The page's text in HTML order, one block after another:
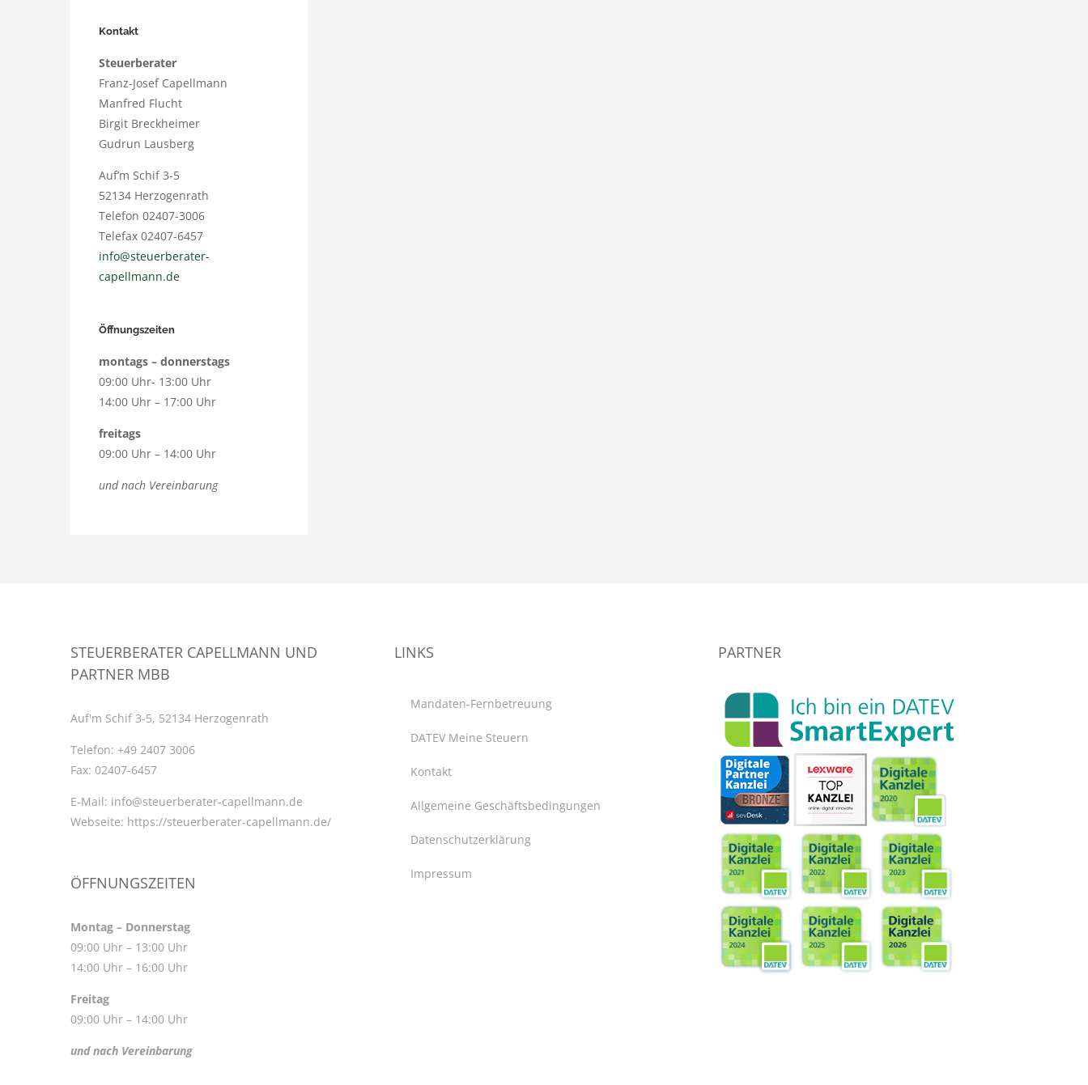
Kontakt
Steuerberater
Franz-Josef Capellmann
Manfred Flucht
Birgit Breckheimer
Gudrun Lausberg
Auf’m Schif 3-5
52134 Herzogenrath
Telefon 02407-3006
Telefax 02407-6457
info@steuerberater-
capellmann.de
Öffnungszeiten
montags – donnerstags
09:00 Uhr- 13:00 Uhr
14:00 Uhr – 17:00 Uhr
freitags
09:00 Uhr – 14:00 Uhr
und nach Vereinbarung
STEUERBERATER CAPELLMANN UND
PARTNER MBB
Auf'm Schif 3-5, 52134 Herzogenrath
Telefon: +49 2407 3006
Fax: 02407-6457
E-Mail: info@steuerberater-capellmann.de
Webseite: https://steuerberater-capellmann.de/
ÖFFNUNGSZEITEN
Montag – Donnerstag
09:00 Uhr – 13:00 Uhr
14:00 Uhr – 16:00 Uhr
Freitag
09:00 Uhr – 14:00 Uhr
und nach Vereinbarung
LINKS
Mandaten-Fernbetreuung
DATEV Meine Steuern
Kontakt
Allgemeine Geschäftsbedingungen
Datenschutzerklärung
Impressum
PARTNER